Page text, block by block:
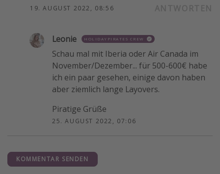
19. AUGUST 2022, 08:56
Leonie HOLIDAYPIRATES CREW
Schau mal mit Iberia oder Air Canada im
November/Dezember... für 500-600€ habe
ich ein paar gesehen, einige davon haben
aber ziemlich lange Layovers.
Piratige Grüße
25. AUGUST 2022, 07:06
KOMMENTAR SENDEN